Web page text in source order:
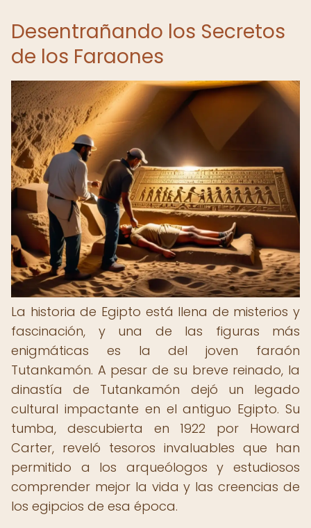
Desentrañando los Secretos
de los Faraones
La historia de Egipto está llena de misterios y
fascinación, y una de las figuras más
enigmáticas es la del joven faraón
Tutankamón. A pesar de su breve reinado, la
dinastía de Tutankamón dejó un legado
cultural impactante en el antiguo Egipto. Su
tumba, descubierta en 1922 por Howard
Carter, reveló tesoros invaluables que han
permitido a los arqueólogos y estudiosos
comprender mejor la vida y las creencias de
los egipcios de esa época.